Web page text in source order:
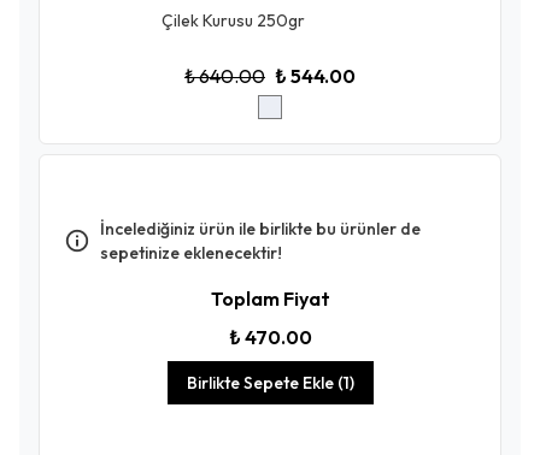
Çilek Kurusu 250gr
₺ 640.00 ₺ 544.00
İncelediğiniz ürün ile birlikte bu ürünler de
sepetinize eklenecektir!
Toplam Fiyat
₺ 470.00
Birlikte Sepete Ekle (1)